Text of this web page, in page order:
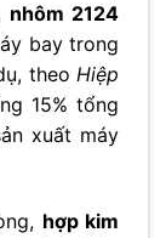
nhôm 2124
bay trong
theo Hiệp
15% tổng
xuất máy
hợp kim